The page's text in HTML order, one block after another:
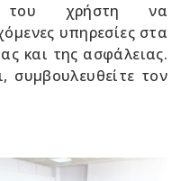
του χρήστη να
υπηρεσίες στα
και της ασφάλειας.
συμβουλευθείτε τον